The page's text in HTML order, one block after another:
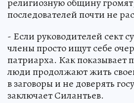
последователей почти не
- Если руководителей сект
члены просто ищут себе
патриарха. Как показывает
люди продолжают жить
в заговоры и не доверять
заключает Силантьев.